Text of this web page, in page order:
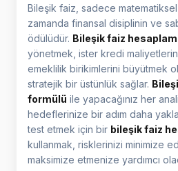
Bileşik faiz, sadece
zamanda finansal disiplinin ve
ödülüdür. Bileşik faiz
yönetmek, ister kredi
emeklilik birikimlerini büyütmek
stratejik bir üstünlük sağlar.
formülü ile yapacağınız her
hedeflerinize bir adım daha
test etmek için bir bileşik faiz
kullanmak, risklerinizi minimize
maksimize etmenize yardımcı